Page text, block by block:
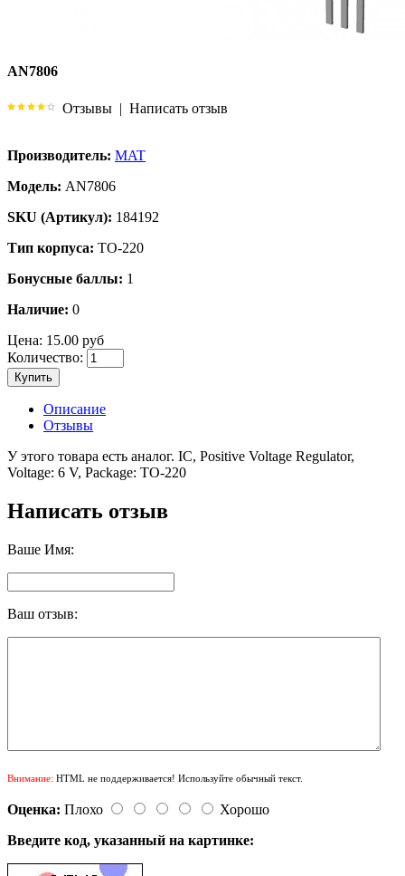
AN7806
Отзывы | Написать отзыв
Производитель: MAT
Модель: AN7806
SKU (Артикул): 184192
Тип корпуса: TO-220
Бонусные баллы: 1
Наличие: 0
Цена: 15.00 руб
Количество:
Купить
Описание
Отзывы
У этого товара есть аналог. IC, Positive Voltage Regulator,
Voltage: 6 V, Package: TO-220
Написать отзыв
Ваше Имя:
Ваш отзыв:
Внимание: HTML не поддерживается! Используйте обычный текст.
Оценка: Плохо
Хорошо
Введите код, указанный на картинке: